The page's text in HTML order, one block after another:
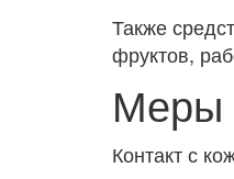
Также
фруктов,
Меры
Контакт с